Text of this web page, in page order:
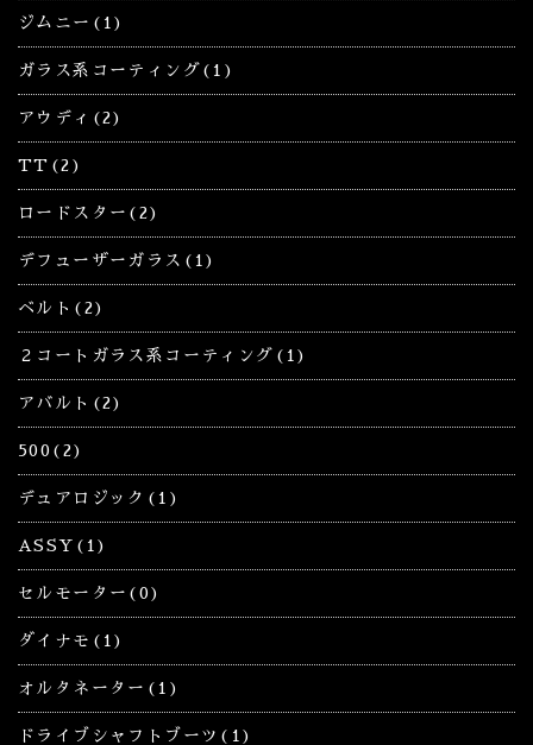
ジムニー(1)
ガラス系コーティング(1)
アウディ(2)
TT(2)
ロードスター(2)
デフューザーガラス(1)
ベルト(2)
２コートガラス系コーティング(1)
アバルト(2)
500(2)
デュアロジック(1)
ASSY(1)
セルモーター(0)
ダイナモ(1)
オルタネーター(1)
ドライブシャフトブーツ(1)